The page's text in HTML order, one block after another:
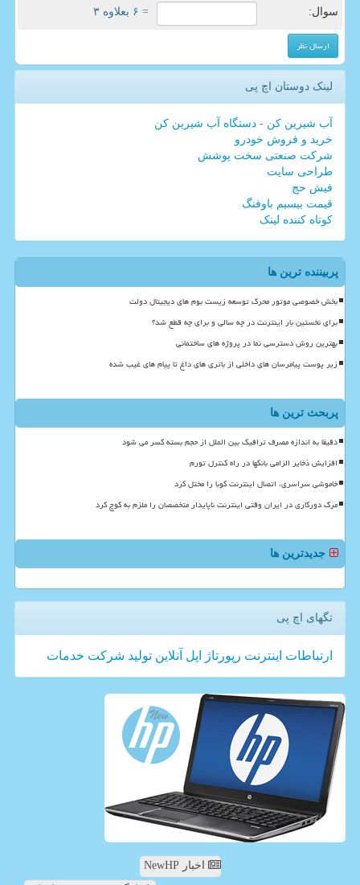
سوال: = ۶ بعلاوه ۳
لینک دوستان اچ پی
آب شیرین کن - دستگاه آب شیرین کن
خرید و فروش خودرو
شرکت صنعتی سخت پوشش
طراحی سایت
فیش حج
قیمت بیسیم باوفنگ
کوتاه کننده لینک
پربیننده ترین ها
بخش خصوصی موتور محرک توسعه زیست بوم های دیجیتال دولت
برای نخستین بار اینترنت در چه سالی و برای چه قطع شد؟
بهترین روش دسترسی نما در پروژه های ساختمانی
زیر پوست پیامرسان های داخلی از باتری های داغ تا پیام های غیب شده
پربحث ترین ها
دقیقا به اندازه مصرف ترافیک بین الملل از حجم بسته کسر می شود
افزایش ذخایر الزامی بانکها در راه کنترل تورم
خاموشی سراسری، اتصال اینترنت کوبا را مختل کرد
مرگ دورکاری در ایران وقتی اینترنت ناپایدار متخصصان را ملزم به کوچ کرد
جدیدترین ها
تگهای اچ پی
ارتباطات اینترنت رپورتاژ اپل آنلاین تولید شركت خدمات
اخبار NewHP